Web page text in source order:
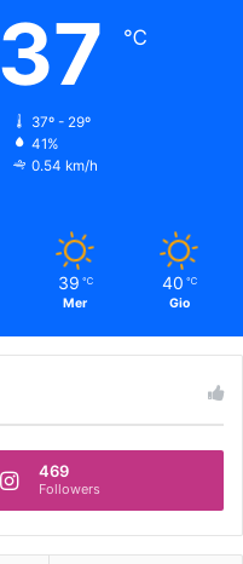
37 ℃
37º - 29º
41%
0.54 km/h
39 ℃
Mer
40 ℃
Gio
469
Followers